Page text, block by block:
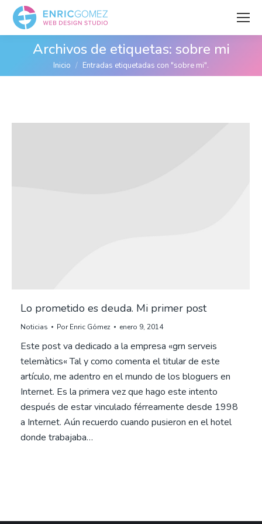
Archivos de etiquetas: sobre mi
Estás aquí:
Inicio Entradas etiquetadas con "sobre mi".
Lo prometido es deuda. Mi primer post
Noticias PorEnric Gómez enero 9, 2014
Este post va dedicado a la empresa «grn serveis
telemàtics« Tal y como comenta el titular de este
artículo, me adentro en el mundo de los bloguers en
Internet. Es la primera vez que hago este intento
después de estar vinculado férreamente desde 1998
a Internet. Aún recuerdo cuando pusieron en el hotel
donde trabajaba…